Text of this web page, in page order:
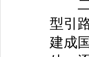
二
型引
建成